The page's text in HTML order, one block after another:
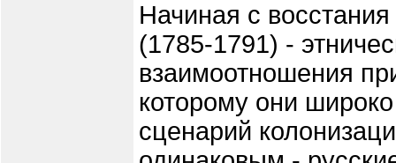
Начиная с
(1785-1791) -
взаимоотношения
которому они
сценарий